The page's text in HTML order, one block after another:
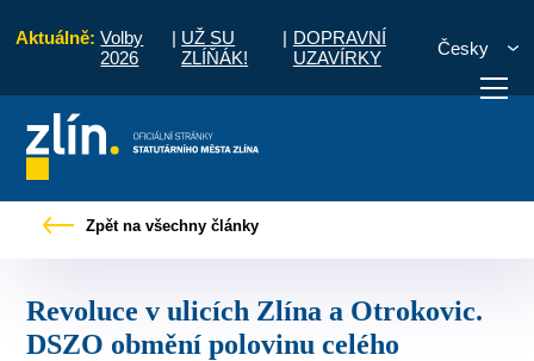
Aktuálně: Volby
2026
| UŽ SU
ZLÍŇÁK!
| DOPRAVNÍ
UZAVÍRKY
Česky
vyřídit Potřebuji zaplatit
Zpět na všechny články
Revoluce v ulicích Zlína a Otrokovic.
DSZO obmění polovinu celého